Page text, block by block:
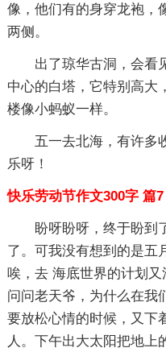
像，他们有的身穿龙袍，
两侧。
出了琼华古洞，会看
中心的白塔，它特别高大
楼像小蚂蚁一样。
五一去北海，有许多
乐呀！
快乐劳动节作文300字 篇7
盼呀盼呀，终于盼到
了。可我没有想到的是五
唉，去 海底世界的计划
问问老天爷，为什么在我
要放松心情的时候，又下
人。下午出大太阳把地上